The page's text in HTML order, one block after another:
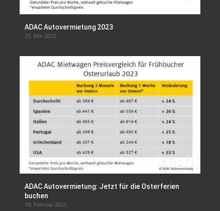
ADAC Autovermietung 2023
29. Mai 2023
ADAC Autovermietung: Jetzt für die Osterferien
buchen
18. Februar 2023